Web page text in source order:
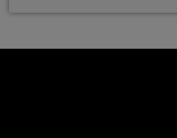
janvier 2018